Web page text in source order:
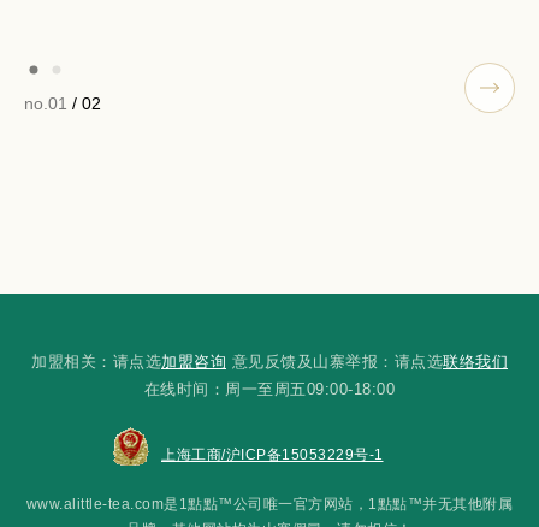
no.01 / 02
加盟相关：请点选加盟咨询 意见反馈及山寨举报：请点选联络我们
在线时间：周一至周五09:00-18:00
www.alittle-tea.com是1點點™公司唯一官方网站，1點點™并无其他附属
上海工商/沪ICP备15053229号-1